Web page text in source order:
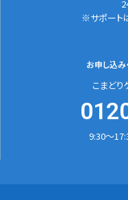
※サポート
お申し込み
こまど
9:30～